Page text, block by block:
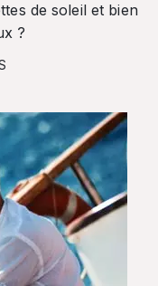
de soleil et bien
?